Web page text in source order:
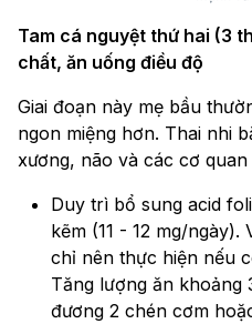
Tam cá nguyệt thứ hai (3
chất, ăn uống điều độ
Giai đoạn này mẹ bầu
ngon miệng hơn. Thai nhi
xương, não và các cơ quan
Duy trì bổ sung acid
kẽm (11 - 12 mg/
chỉ nên thực hiện nếu
Tăng lượng ăn
đương 2 chén cơm